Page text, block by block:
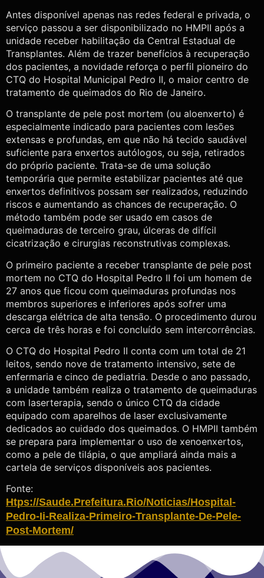
Antes disponível apenas nas redes federal e privada, o
serviço passou a ser disponibilizado no HMPII após a
unidade receber habilitação da Central Estadual de
Transplantes. Além de trazer benefícios à recuperação
dos pacientes, a novidade reforça o perfil pioneiro do
CTQ do Hospital Municipal Pedro II, o maior centro de
tratamento de queimados do Rio de Janeiro.
O transplante de pele post mortem (ou aloenxerto) é
especialmente indicado para pacientes com lesões
extensas e profundas, em que não há tecido saudável
suficiente para enxertos autólogos, ou seja, retirados
do próprio paciente. Trata-se de uma solução
temporária que permite estabilizar pacientes até que
enxertos definitivos possam ser realizados, reduzindo
riscos e aumentando as chances de recuperação. O
método também pode ser usado em casos de
queimaduras de terceiro grau, úlceras de difícil
cicatrização e cirurgias reconstrutivas complexas.
O primeiro paciente a receber transplante de pele post
mortem no CTQ do Hospital Pedro II foi um homem de
27 anos que ficou com queimaduras profundas nos
membros superiores e inferiores após sofrer uma
descarga elétrica de alta tensão. O procedimento durou
cerca de três horas e foi concluído sem intercorrências.
O CTQ do Hospital Pedro II conta com um total de 21
leitos, sendo nove de tratamento intensivo, sete de
enfermaria e cinco de pediatria. Desde o ano passado,
a unidade também realiza o tratamento de queimaduras
com laserterapia, sendo o único CTQ da cidade
equipado com aparelhos de laser exclusivamente
dedicados ao cuidado dos queimados. O HMPII também
se prepara para implementar o uso de xenoenxertos,
como a pele de tilápia, o que ampliará ainda mais a
cartela de serviços disponíveis aos pacientes.
Fonte:
Htps://saude.prefeitura.rio/noticias/hospital-
Pedro-Ii-Realiza-Primeiro-Transplante-De-Pele-
Post-Mortem/